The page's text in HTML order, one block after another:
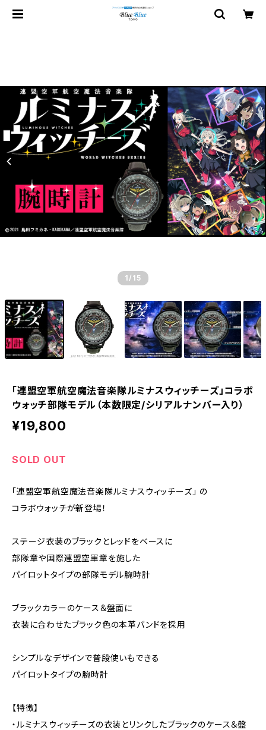
1 /15
「連盟空軍航空魔法音楽隊ルミナスウィッチーズ」コラボ
ウォッチ部隊モデル（本数限定/シリアルナンバー入り）
¥19,800
SOLD OUT
「連盟空軍航空魔法音楽隊ルミナスウィッチーズ」 の
コラボウォッチが新登場！
ステージ衣装のブラックとレッドをベースに
部隊章や国際連盟空軍章を施した
パイロットタイプの部隊モデル腕時計
ブラックカラーのケース＆盤面に
衣装に合わせたブラック色の本革バンドを採用
シンプルなデザインで普段使いもできる
パイロットタイプの腕時計
【特徴】
・ルミナスウィッチーズの衣装とリンクしたブラックのケース＆盤